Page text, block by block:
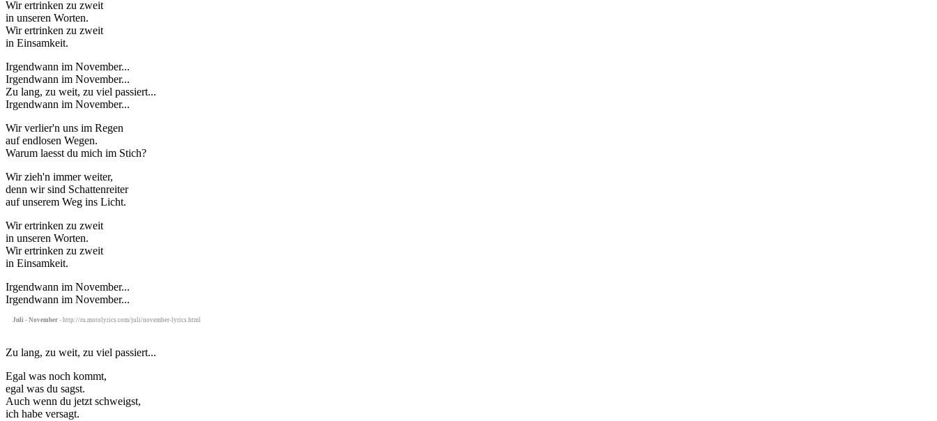
Wir ertrinken zu zweit
in unseren Worten.
Wir ertrinken zu zweit
in Einsamkeit.
Irgendwann im November...
Irgendwann im November...
Zu lang, zu weit, zu viel passiert...
Irgendwann im November...
Wir verlier'n uns im Regen
auf endlosen Wegen.
Warum laesst du mich im Stich?
Wir zieh'n immer weiter,
denn wir sind Schattenreiter
auf unserem Weg ins Licht.
Wir ertrinken zu zweit
in unseren Worten.
Wir ertrinken zu zweit
in Einsamkeit.
Irgendwann im November...
Irgendwann im November...
Juli - November - http://ru.motolyrics.com/juli/november-lyrics.html
Zu lang, zu weit, zu viel passiert...
Egal was noch kommt,
egal was du sagst.
Auch wenn du jetzt schweigst,
ich habe versagt.